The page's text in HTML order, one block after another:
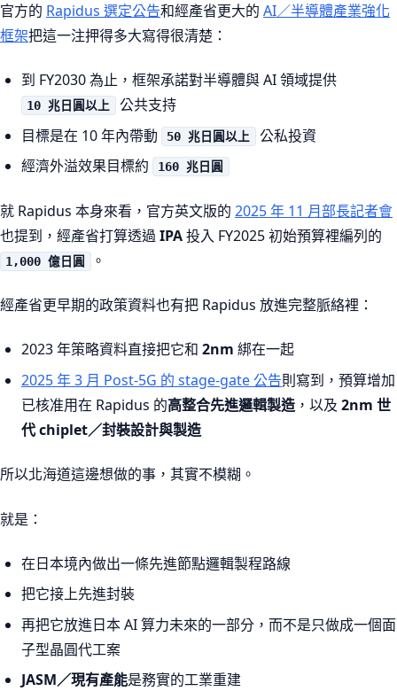
官方的 Rapidus 選定公告和經產省更大的 AI／半導體產業強化
框架把這一注押得多大寫得很清楚：
到 FY2030 為止，框架承諾對半導體與 AI 領域提供
10 兆日圓以上
公共支持
目標是在 10 年內帶動
50 兆日圓以上
公私投資
經濟外溢效果目標約
160 兆日圓
就 Rapidus 本身來看，官方英文版的 2025 年 11 月部長記者會
也提到，經產省打算透過IPA投入 FY2025 初始預算裡編列的
1,000 億日圓 。
經產省更早期的政策資料也有把 Rapidus 放進完整脈絡裡：
2023 年策略資料直接把它和 2nm 綁在一起
2025 年 3 月 Post-5G 的 stage-gate 公告則寫到，預算增加
已核准用在 Rapidus 的高整合先進邏輯製造 ，以及 2nm 世
代 chiplet／封裝設計與製造
所以北海道這邊想做的事，其實不模糊。
就是：
在日本境內做出一條先進節點邏輯製程路線
把它接上先進封裝
再把它放進日本 AI 算力未來的一部分，而不是只做成一個面
子型晶圓代工案
JASM／現有產能是務實的工業重建